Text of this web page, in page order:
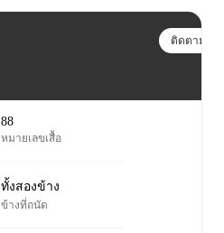
ติดตาม
88
หมายเลขเสื้อ
ทั้งสองข้าง
ข้างที่ถนัด